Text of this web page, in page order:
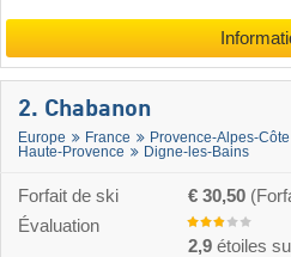
2. Chabanon
Europe France Provence-Alpes-Côte
Haute-Provence
Digne-les-Bains
Forfait de ski € 30,50
Évaluation
2,9 étoiles